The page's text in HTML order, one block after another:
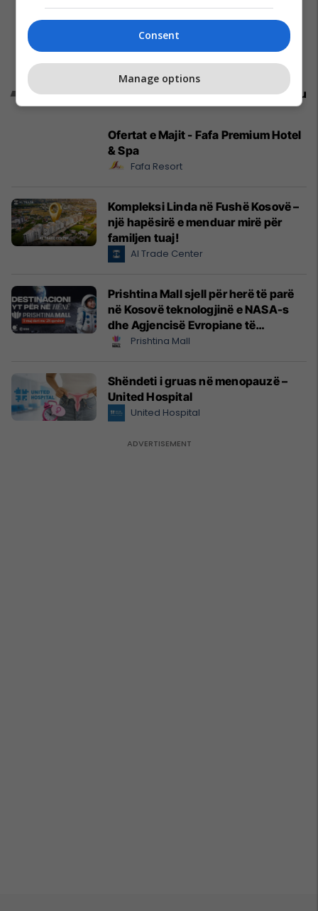
Promo Reklamo këtu
Ofertat e Majit - Fafa Premium Hotel
& Spa
Fafa Resort
Kompleksi Linda në Fushë Kosovë –
një hapësirë e menduar mirë për
familjen tuaj!
Al Trade Center
Prishtina Mall sjell për herë të parë
në Kosovë teknologjinë e NASA-s
dhe Agjencisë Evropiane të
Hapësirës (ESA)
Prishtina Mall
Shëndeti i gruas në menopauzë –
United Hospital
United Hospital
Consent
Manage options